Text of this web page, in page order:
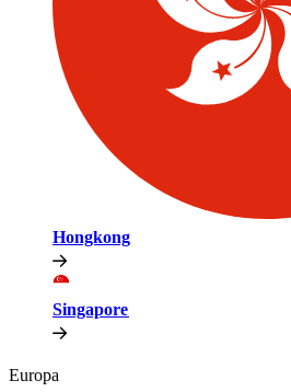
Hongkong​​
Singapore​​
Europa​​